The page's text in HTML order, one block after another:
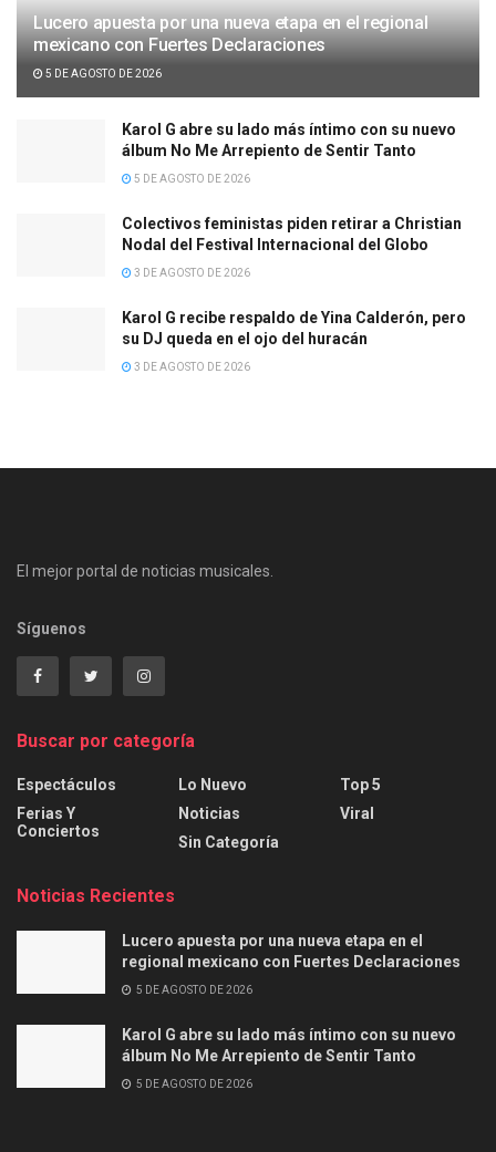
Lucero apuesta por una nueva etapa en el regional
mexicano con Fuertes Declaraciones
5 DE AGOSTO DE 2026
Karol G abre su lado más íntimo con su nuevo
álbum No Me Arrepiento de Sentir Tanto
5 DE AGOSTO DE 2026
Colectivos feministas piden retirar a Christian
Nodal del Festival Internacional del Globo
3 DE AGOSTO DE 2026
Karol G recibe respaldo de Yina Calderón, pero
su DJ queda en el ojo del huracán
3 DE AGOSTO DE 2026
El mejor portal de noticias musicales.
Síguenos
Buscar por categoría
Espectáculos
Ferias Y
Conciertos
Lo Nuevo
Noticias
Sin Categoría
Top 5
Viral
Noticias Recientes
Lucero apuesta por una nueva etapa en el
regional mexicano con Fuertes Declaraciones
5 DE AGOSTO DE 2026
Karol G abre su lado más íntimo con su nuevo
álbum No Me Arrepiento de Sentir Tanto
5 DE AGOSTO DE 2026